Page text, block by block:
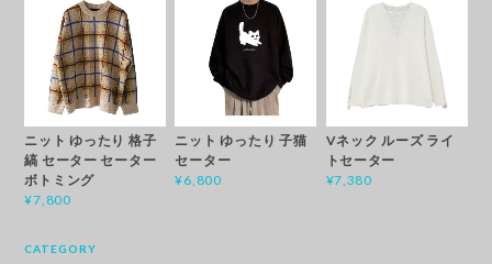
ニット ゆったり 格子
縞 セーター セーター
ボトミング
¥7,800
ニット ゆったり 子猫
セーター
¥6,800
Vネック ルーズ ライ
トセーター
¥7,380
CATEGORY